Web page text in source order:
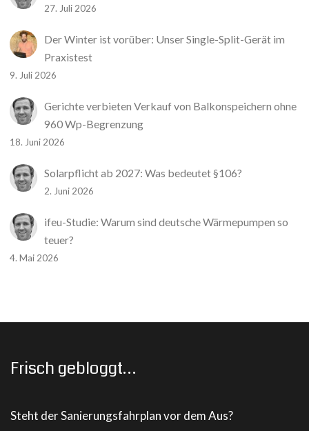
27. Juli 2026
Der Winter ist vorüber: Unser Single-Split-Gerät im
Praxistest
9. Juli 2026
Gerichte verbieten Verkauf von Balkonspeichern ohne
960 Wp-Begrenzung
18. Juni 2026
Solarpflicht ab 2027: Was bedeutet §106?
2. Juni 2026
ifeu-Studie: Warum sind deutsche Wärmepumpen so
teuer?
4. Mai 2026
Frisch gebloggt…
Steht der Sanierungsfahrplan vor dem Aus?